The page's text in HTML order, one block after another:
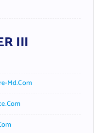
III
Md.com